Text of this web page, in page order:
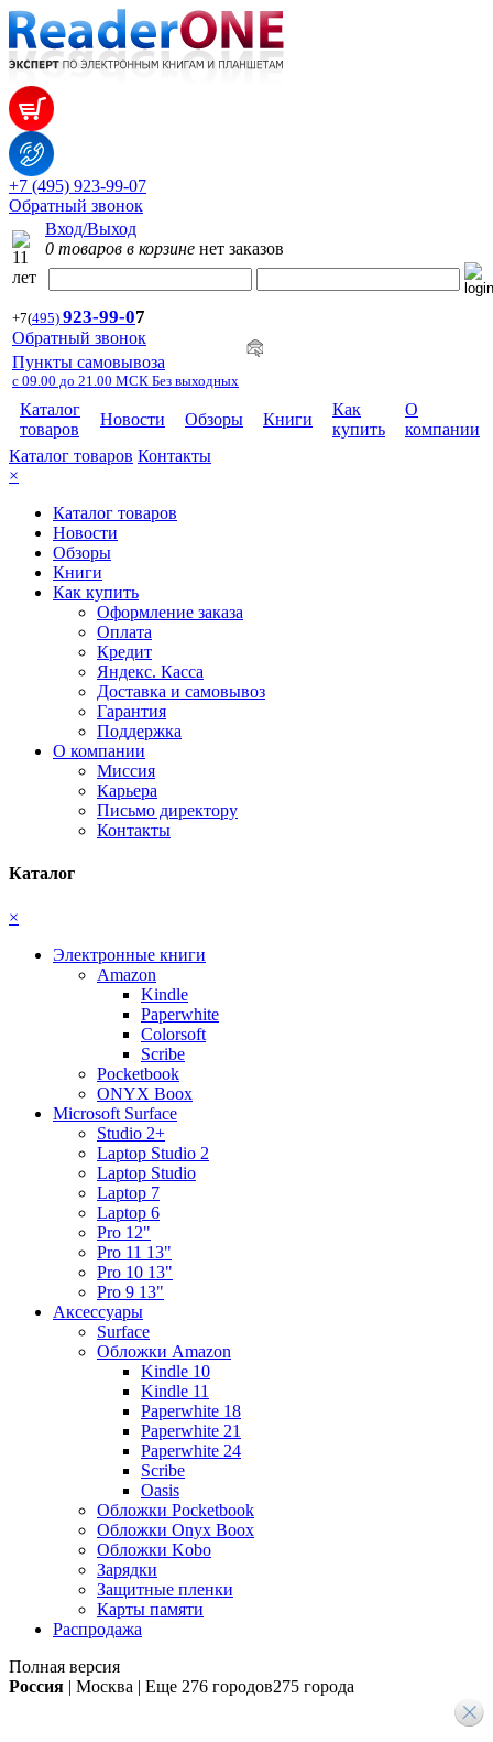
+7 (495) 923-99-07
Обратный звонок
Вход/Выход
0 товаров в корзине нет заказов
+7(495) 923-99-07
Обратный звонок
Пункты самовывоза
с 09.00 до 21.00 МСК Без выходных
Каталог
товаров
Новости Обзоры Книги
Как
купить
О
компании
Каталог товаров Контакты
×
Каталог товаров
Новости
Обзоры
Книги
Как купить
Оформление заказа
Оплата
Кредит
Яндекс. Касса
Доставка и самовывоз
Гарантия
Поддержка
О компании
Миссия
Карьера
Письмо директору
Контакты
Каталог
×
Электронные книги
Amazon
Kindle
Paperwhite
Colorsoft
Scribe
Pocketbook
ONYX Boox
Microsoft Surface
Studio 2+
Laptop Studio 2
Laptop Studio
Laptop 7
Laptop 6
Pro 12"
Pro 11 13"
Pro 10 13"
Pro 9 13"
Аксессуары
Surface
Обложки Amazon
Kindle 10
Kindle 11
Paperwhite 18
Paperwhite 21
Paperwhite 24
Scribe
Oasis
Обложки Pocketbook
Обложки Onyx Boox
Обложки Kobo
Зарядки
Защитные пленки
Карты памяти
Распродажа
Полная версия
Россия | Москва | Еще 276 городов275 города